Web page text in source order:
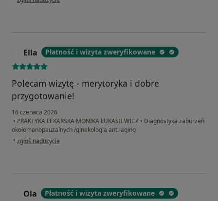
Ella Płatność i wizyta zweryfikowane
Polecam wizytę - merytoryka i dobre
przygotowanie!
16 czerwca 2026
• PRAKTYKA LEKARSKA MONIKA ŁUKASIEWICZ • Diagnostyka zaburzeń
okołomenopauzalnych /ginekologia anti-aging
• w opinii użytkownika Ella
zgłoś nadużycie
Ola Płatność i wizyta zweryfikowane